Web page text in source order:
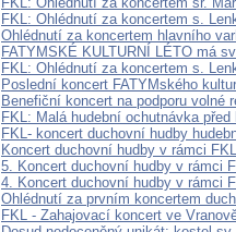
FKL: Ohlédnutí za koncertem s.
Ohlédnutí za koncertem hlavního
FATYMSKÉ KULTURNÍ LÉTO má
FKL: Ohlédnutí za koncertem s.
Poslední koncert FATYMského
Benefiční koncert na podporu volné
FKL: Malá hudební ochutnávka
FKL- koncert duchovní hudby
Koncert duchovní hudby v rámci
5. Koncert duchovní hudby v rámci
4. Koncert duchovní hudby v rámci
Ohlédnutí za prvním koncertem
FKL - Zahajovací koncert ve